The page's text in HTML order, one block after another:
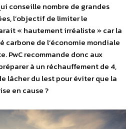
conseille nombre de grandes
l’objectif de limiter le
« hautement irréaliste » car la
carbone de l’économie mondiale
PwC recommande donc aux
à un réchauffement de 4,
lâcher du lest pour éviter que la
en cause ?